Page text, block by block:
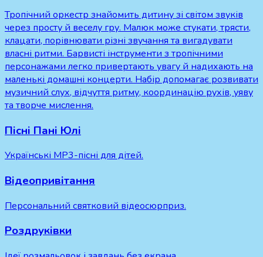
Тропічний оркестр знайомить дитину зі світом звуків
через просту й веселу гру. Малюк може стукати, трясти,
клацати, порівнювати різні звучання та вигадувати
власні ритми. Барвисті інструменти з тропічними
персонажами легко привертають увагу й надихають на
маленькі домашні концерти. Набір допомагає розвивати
музичний слух, відчуття ритму, координацію рухів, уяву
та творче мислення.
Пісні Пані Юлі
Українські MP3-пісні для дітей.
Відеопривітання
Персональний святковий відеосюрприз.
Роздруківки